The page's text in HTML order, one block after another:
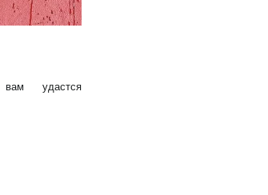
вам удастся